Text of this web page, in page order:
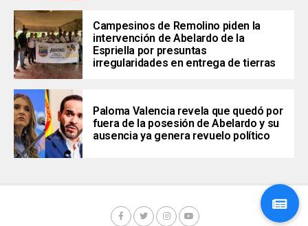
Campesinos de Remolino piden la
intervención de Abelardo de la
Espriella por presuntas
irregularidades en entrega de tierras
Paloma Valencia revela que quedó por
fuera de la posesión de Abelardo y su
ausencia ya genera revuelo político